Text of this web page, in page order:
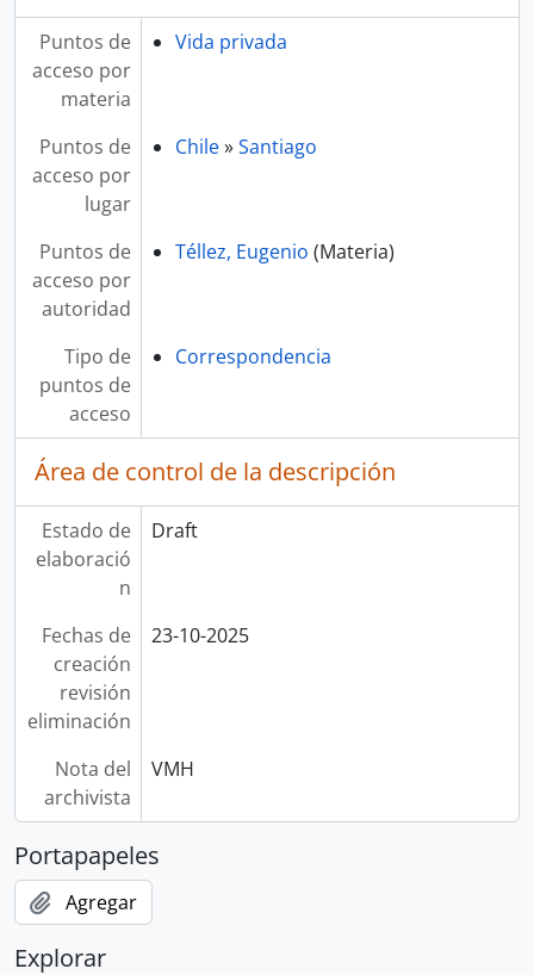
Puntos de
acceso por
materia
Vida privada
Puntos de
acceso por
lugar
Chile»Santiago
Puntos de
acceso por
autoridad
Téllez, Eugenio (Materia)
Tipo de
puntos de
acceso
Correspondencia
Área de control de la descripción
Estado de
elaboració
n
Draft
Fechas de
creación
revisión
eliminación
23-10-2025
Nota del
archivista
VMH
Portapapeles
Agregar
Explorar